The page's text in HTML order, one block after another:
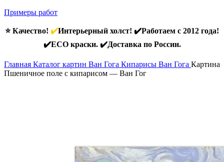
Примеры работ
⭐ Качество! ✔️Интерьерный холст! ✔️Работаем с 2012 года!
✔️ECO краски. ✔️Доставка по России.
Главная Каталог картин Ван Гога Кипарисы Ван Гога Картина
Пшеничное поле с кипарисом — Ван Гог